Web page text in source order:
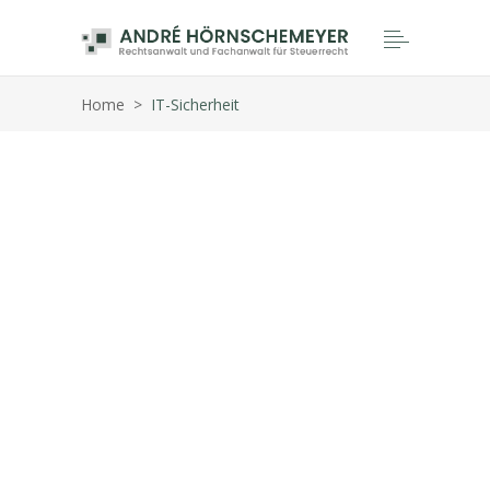
Home > IT-Sicherheit